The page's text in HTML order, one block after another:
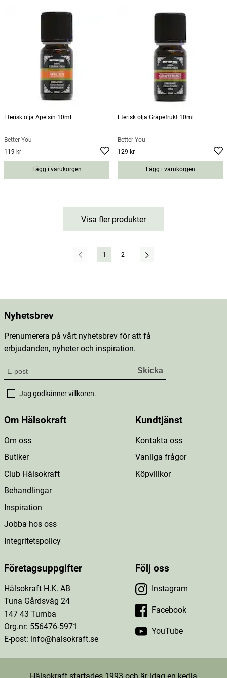
Eterisk olja Apelsin 10ml
Better You
Pris:
119 kr
Lägg i varukorgen
Eterisk olja Grapefrukt 10ml
Better You
Pris:
129 kr
Lägg i varukorgen
Visa fler produkter
1 2
Nyhetsbrev
Prenumerera på vårt nyhetsbrev för att få
erbjudanden, nyheter och inspiration.
Jag godkännervillkoren.
Om Hälsokraft
Om oss
Butiker
Club Hälsokraft
Behandlingar
Inspiration
Jobba hos oss
Integritetspolicy
Kundtjänst
Kontakta oss
Vanliga frågor
Köpvillkor
Företagsuppgifter
Hälsokraft H.K. AB
Tuna Gårdsväg 24
147 43 Tumba
Org.nr: 556476-5971
E-post: info@halsokraft.se
Följ oss
Instagram
Facebook
YouTube